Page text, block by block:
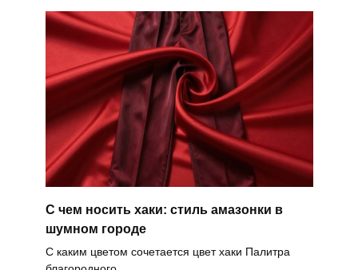
С чем носить хаки: стиль амазонки в
шумном городе
С каким цветом сочетается цвет хаки Палитра